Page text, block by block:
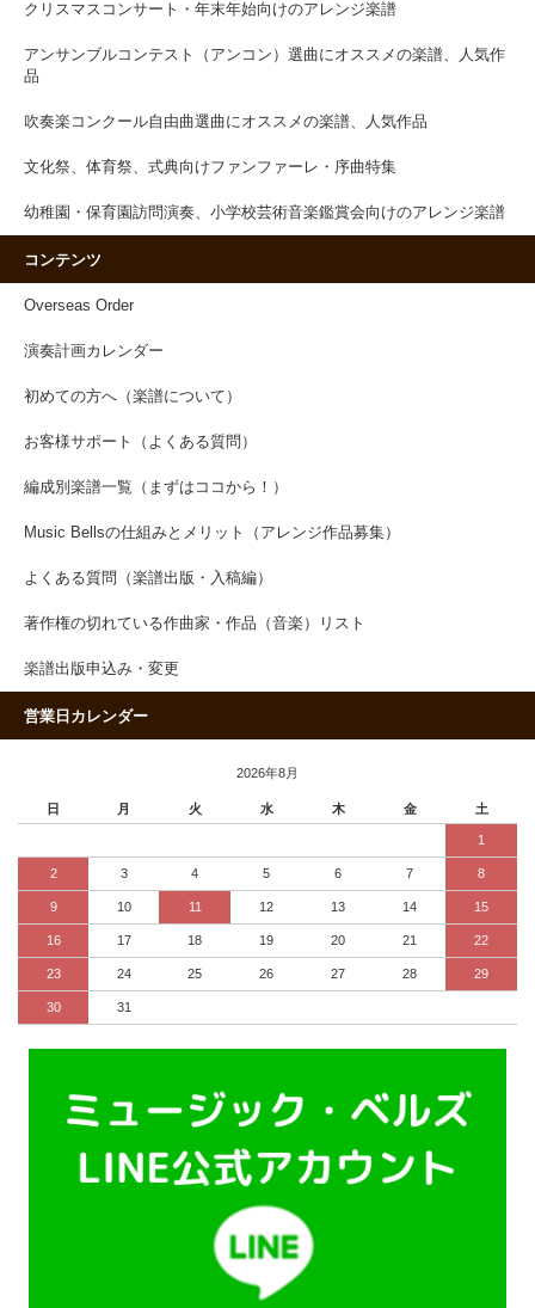
クリスマスコンサート・年末年始向けのアレンジ楽譜
アンサンブルコンテスト（アンコン）選曲にオススメの楽譜、人気作
品
吹奏楽コンクール自由曲選曲にオススメの楽譜、人気作品
文化祭、体育祭、式典向けファンファーレ・序曲特集
幼稚園・保育園訪問演奏、小学校芸術音楽鑑賞会向けのアレンジ楽譜
コンテンツ
Overseas Order
演奏計画カレンダー
初めての方へ（楽譜について）
お客様サポート（よくある質問）
編成別楽譜一覧（まずはココから！）
Music Bellsの仕組みとメリット（アレンジ作品募集）
よくある質問（楽譜出版・入稿編）
著作権の切れている作曲家・作品（音楽）リスト
楽譜出版申込み・変更
営業日カレンダー
2026年8月
日 月 火 水 木 金 土
1
2 3 4 5 6 7 8
9 10 11 12 13 14 15
16 17 18 19 20 21 22
23 24 25 26 27 28 29
30 31